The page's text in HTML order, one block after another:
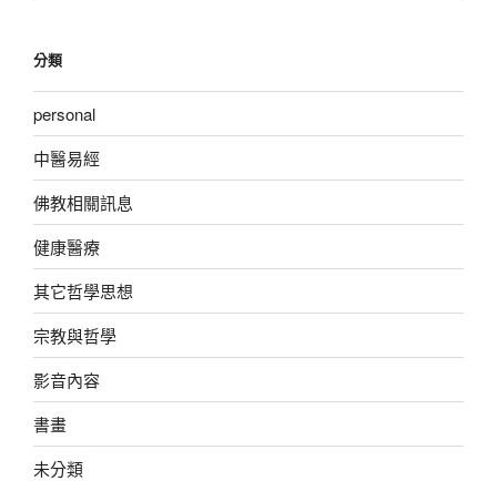
分類
personal
中醫易經
佛教相關訊息
健康醫療
其它哲學思想
宗教與哲學
影音內容
書畫
未分類